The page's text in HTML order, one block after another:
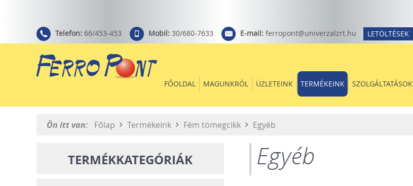
Telefon: 66/453-453 Mobil: 30/680-7633 E-mail: ferropont@univerzalzrt.hu LETÖLTÉSEK
FŐOLDAL MAGUNKRÓL ÜZLETEINK TERMÉKEINK SZOLGÁLTATÁSOK
Ön itt van: Főlap Termékeink Fém tömegcikk Egyéb
TERMÉKKATEGÓRIÁK Egyéb